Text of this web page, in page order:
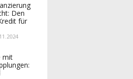
Den
für
mit